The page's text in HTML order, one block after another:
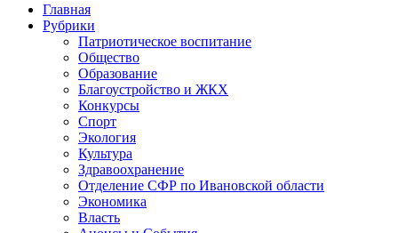
Промотать
содержимому
Главная
Рубрики
Патриотическое воспитание
Общество
Образование
Благоустройство и ЖКХ
Конкурсы
Спорт
Экология
Культура
Здравоохранение
Отделение СФР по Ивановской области
Экономика
Власть